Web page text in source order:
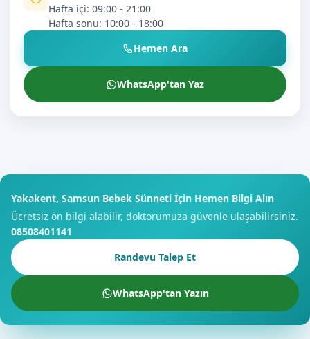
Hafta içi: 09:00 - 21:00
Hafta sonu: 10:00 - 18:00
Hemen Ara
WhatsApp'tan Yaz
Yakakent, Samsun Bebek Sünneti İçin Hemen Bilgi Alın
Ücretsiz ön bilgi alabilir, doktorumuza güvenle ulaşabilirsiniz.
08508401141
Randevu Talep Et
WhatsApp'tan Yazın